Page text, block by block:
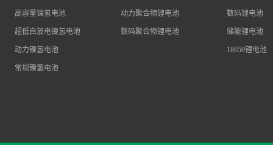
高容量镍氢电池
超低自放电镍氢电池
动力镍氢电池
常规镍氢电池
动力聚合物锂电池
数码聚合物锂电池
数码锂电池
储能锂电池
18650锂电池